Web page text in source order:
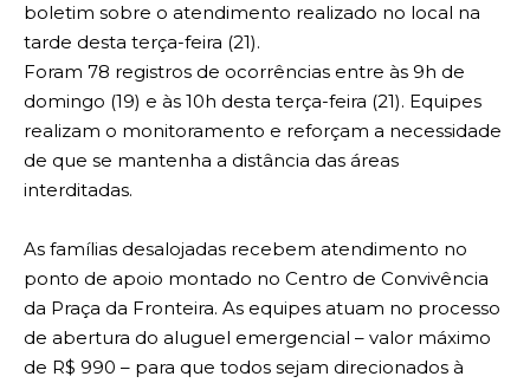
boletim sobre o atendimento realizado no local na
tarde desta terça-feira (21).
Foram 78 registros de ocorrências entre às 9h de
domingo (19) e às 10h desta terça-feira (21). Equipes
realizam o monitoramento e reforçam a necessidade
de que se mantenha a distância das áreas
interditadas.
As famílias desalojadas recebem atendimento no
ponto de apoio montado no Centro de Convivência
da Praça da Fronteira. As equipes atuam no processo
de abertura do aluguel emergencial – valor máximo
de R$ 990 – para que todos sejam direcionados à